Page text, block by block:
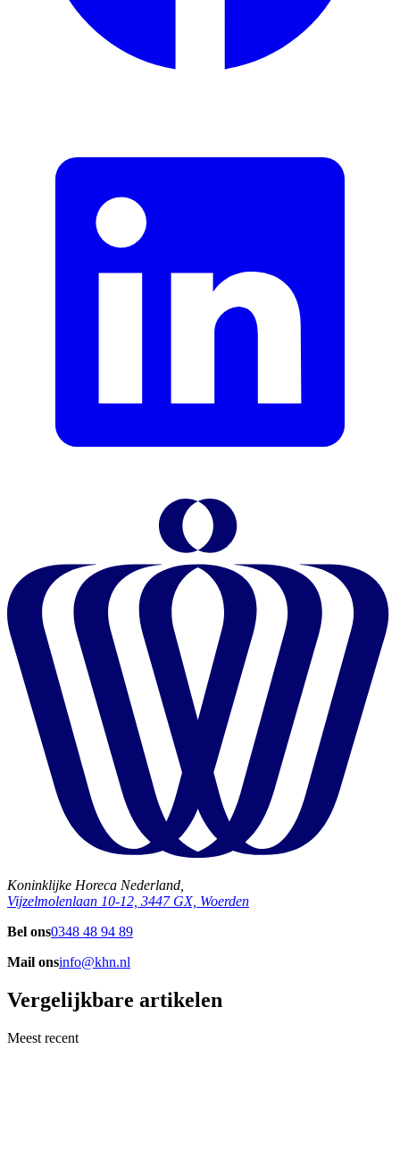
Koninklijke Horeca Nederland,
Vijzelmolenlaan 10-12, 3447 GX, Woerden
Bel ons0348 48 94 89
Mail onsinfo@khn.nl
Vergelijkbare artikelen
Meest recent